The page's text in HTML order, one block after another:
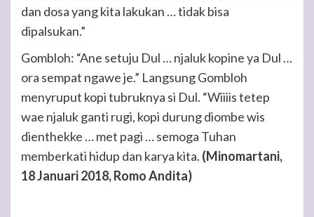
dan dosa yang kita lakukan … tidak bisa
dipalsukan.”
Gombloh: “Ane setuju Dul … njaluk kopine ya Dul …
ora sempat ngawe je.” Langsung Gombloh
menyruput kopi tubruknya si Dul. “Wiiiis tetep
wae njaluk ganti rugi, kopi durung diombe wis
dienthekke … met pagi … semoga Tuhan
memberkati hidup dan karya kita. (Minomartani,
18 Januari 2018, Romo Andita)